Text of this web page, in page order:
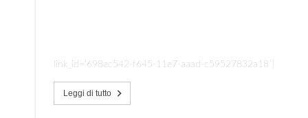
link_id=’698ec542-f645-11e7-aaad-c59527832a18′]
Leggi di tutto